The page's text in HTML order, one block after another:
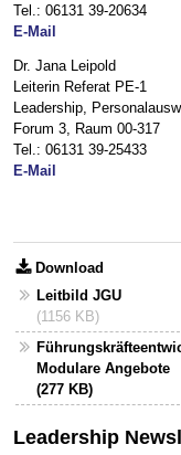
Tel.: 06131 39-20634
E-Mail
Dr. Jana Leipold
Leiterin Referat PE-1
Leadership,
Forum 3, Raum 00-317
Tel.: 06131 39-25433
E-Mail
Download
Leitbild JGU
(1156 KB)
Modulare Angebote
(277 KB)
Leadership